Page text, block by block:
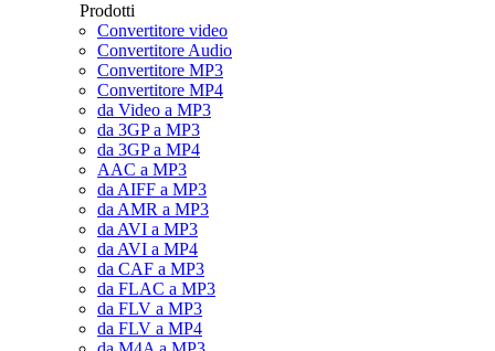
Prodotti
Convertitore video
Convertitore Audio
Convertitore MP3
Convertitore MP4
da Video a MP3
da 3GP a MP3
da 3GP a MP4
AAC a MP3
da AIFF a MP3
da AMR a MP3
da AVI a MP3
da AVI a MP4
da CAF a MP3
da FLAC a MP3
da FLV a MP3
da FLV a MP4